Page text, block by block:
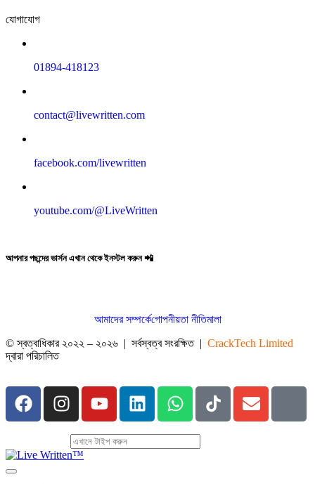
যোগাযোগ
01894-418123
contact@livewritten.com
facebook.com/livewritten
youtube.com/@LiveWritten
আপনার পছন্দের ভার্সন এখান থেকে ইনস্টল করুন 📲
আমাদের সম্পর্কেগোপনীয়তা নীতিমালা
© স্বত্বাধিকার ২০২২ – ২০২৬ | সর্বস্বত্ব সংরক্ষিত | CrackTech Limited
দ্বারা পরিচালিত